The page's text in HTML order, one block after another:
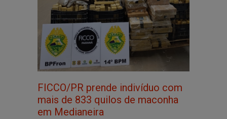
FICCO/PR prende indivíduo com
mais de 833 quilos de maconha
em Medianeira